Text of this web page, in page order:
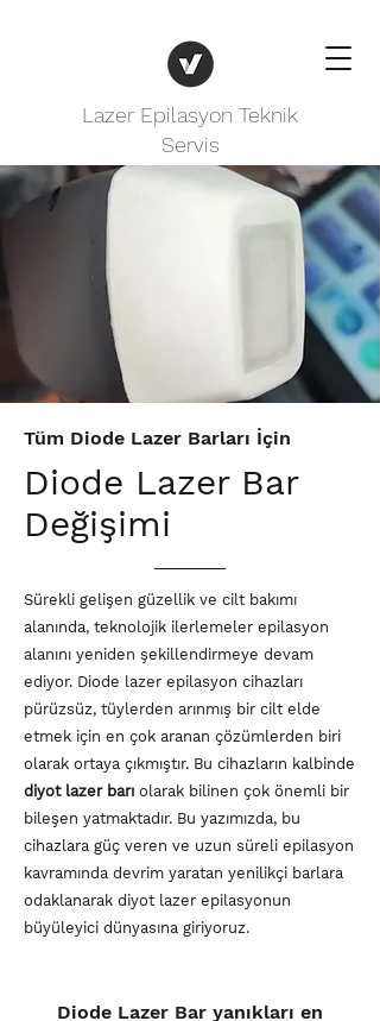
Lazer Epilasyon Teknik
Servis
Tüm Diode Lazer Barları İçin
Diode Lazer Bar
Değişimi
Sürekli gelişen güzellik ve cilt bakımı
alanında, teknolojik ilerlemeler epilasyon
alanını yeniden şekillendirmeye devam
ediyor. Diode lazer epilasyon cihazları
pürüzsüz, tüylerden arınmış bir cilt elde
etmek için en çok aranan çözümlerden biri
olarak ortaya çıkmıştır. Bu cihazların kalbinde
diyot lazer barı olarak bilinen çok önemli bir
bileşen yatmaktadır. Bu yazımızda, bu
cihazlara güç veren ve uzun süreli epilasyon
kavramında devrim yaratan yenilikçi barlara
odaklanarak diyot lazer epilasyonun
büyüleyici dünyasına giriyoruz.
Diode Lazer Bar yanıkları en